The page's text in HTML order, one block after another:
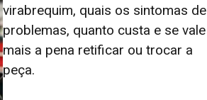
virabrequim, quais os sintomas de
problemas, quanto custa e se vale
mais a pena retificar ou trocar a
peça.